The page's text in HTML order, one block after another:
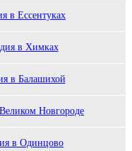
в Ессентуках
в Химках
в Балашихой
Новгороде
в Одинцово